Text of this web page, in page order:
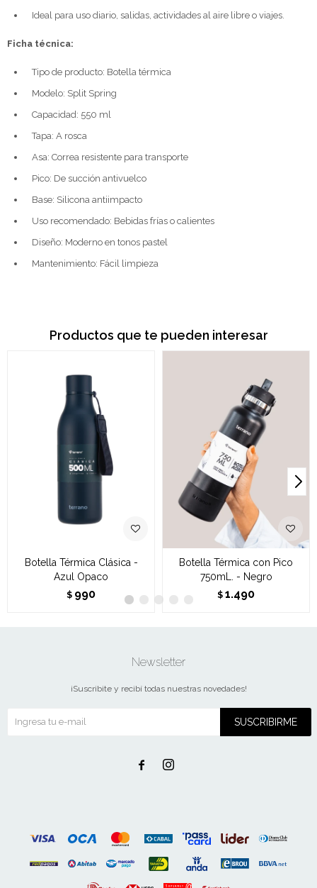
Ideal para uso diario, salidas, actividades al aire libre o viajes.
Ficha técnica:
Tipo de producto: Botella térmica
Modelo: Split Spring
Capacidad: 550 ml
Tapa: A rosca
Asa: Correa resistente para transporte
Pico: De succión antivuelco
Base: Silicona antiimpacto
Uso recomendado: Bebidas frías o calientes
Diseño: Moderno en tonos pastel
Mantenimiento: Fácil limpieza
Productos que te pueden interesar
Botella Térmica Clásica -
Azul Opaco
$ 990
Botella Térmica con Pico
750mL. - Negro
$ 1.490
Newsletter
¡Suscribite y recibí todas nuestras novedades!
SUSCRIBIRME
 